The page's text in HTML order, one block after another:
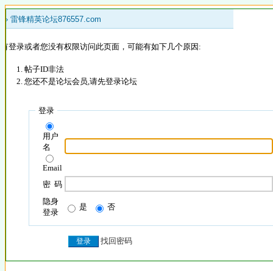
» 雷锋精英论坛876557.com
登录或者您没有权限访问此页面，可能有如下几个原因:
帖子ID非法
您还不是论坛会员,请先登录论坛
登录
用户
名
Email
密 码
隐身
登录
是 否
找回密码